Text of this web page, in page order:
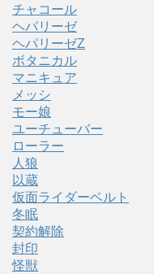
チャコール
ヘパリーゼ
ヘパリーゼZ
ボタニカル
マニキュア
メッシ
モー娘
ユーチューバー
ローラー
人狼
以蔵
仮面ライダーベルト
冬眠
契約解除
封印
怪獣